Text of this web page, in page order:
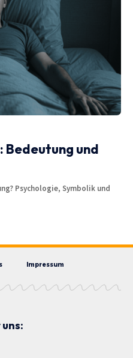
Bedeutung und
Psychologie, Symbolik und
Impressum